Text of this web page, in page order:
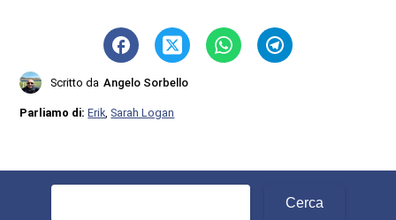
Scritto da Angelo Sorbello
Parliamo di:Erik ,Sarah Logan